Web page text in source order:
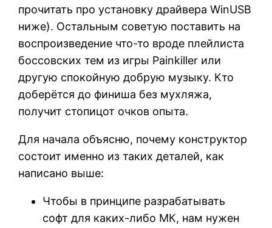
прочитать про установку драйвера WinUSB
ниже). Остальным советую поставить на
воспроизведение что-то вроде плейлиста
боссовских тем из игры Painkiller или
другую спокойную добрую музыку. Кто
доберётся до финиша без мухляжа,
получит стопицот очков опыта.
Для начала объясню, почему конструктор
состоит именно из таких деталей, как
написано выше:
Чтобы в принципе разрабатывать
софт для каких-либо МК, нам нужен